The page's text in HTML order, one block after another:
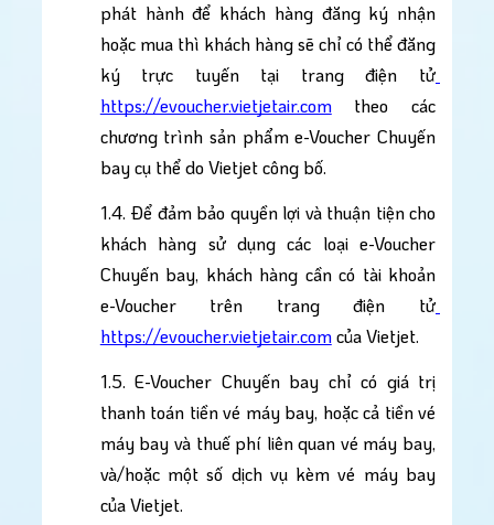
phát hành để khách hàng đăng ký nhận
hoặc mua thì khách hàng sẽ chỉ có thể đăng
ký trực tuyến tại trang điện tử
https://evoucher.vietjetair.com theo các
chương trình sản phẩm e-Voucher Chuyến
bay cụ thể do Vietjet công bố.
1.4. Để đảm bảo quyền lợi và thuận tiện cho
khách hàng sử dụng các loại e-Voucher
Chuyến bay, khách hàng cần có tài khoản
e-Voucher trên trang điện tử
https://evoucher.vietjetair.com của Vietjet.
1.5. E-Voucher Chuyến bay chỉ có giá trị
thanh toán tiền vé máy bay, hoặc cả tiền vé
máy bay và thuế phí liên quan vé máy bay,
và/hoặc một số dịch vụ kèm vé máy bay
của Vietjet.